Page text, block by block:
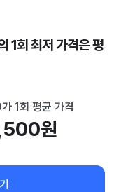
1회 최저 가격은 평
1회 평균 가격
원